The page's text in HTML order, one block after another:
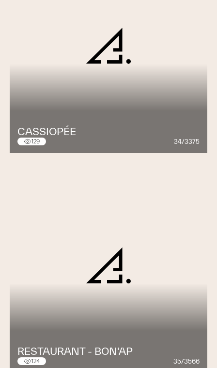
processus et encourageons nos clients et
partenaires à y participer.
CASSIOPÉE
129 34/3375
RESTAURANT - BON'AP
124 35/3566